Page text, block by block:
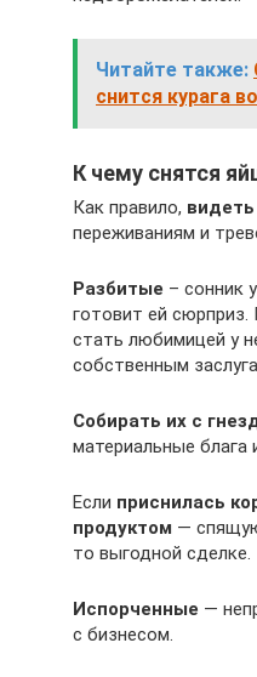
Читайте также:
снится курага
К чему снятся
Как правило,
переживаниям и
Разбитые – сонник
готовит ей
стать любимицей у
собственным
Собирать их с
материальные блага
Если приснилась
продуктом —
то выгодной сделке.
Испорченные —
с бизнесом.